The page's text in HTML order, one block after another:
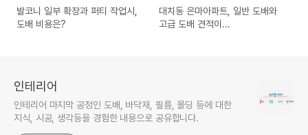
발코니 일부 확장과 퍼티 작업시,
도배 비용은?
대치동 은마아파트, 일반 도배와
고급 도배 견적이...
인테리어
인테리어 마지막 공정인 도배, 바닥재, 필름, 몰딩 등에 대한
지식, 시공, 생각등을 경험한 내용으로 공유합니다.